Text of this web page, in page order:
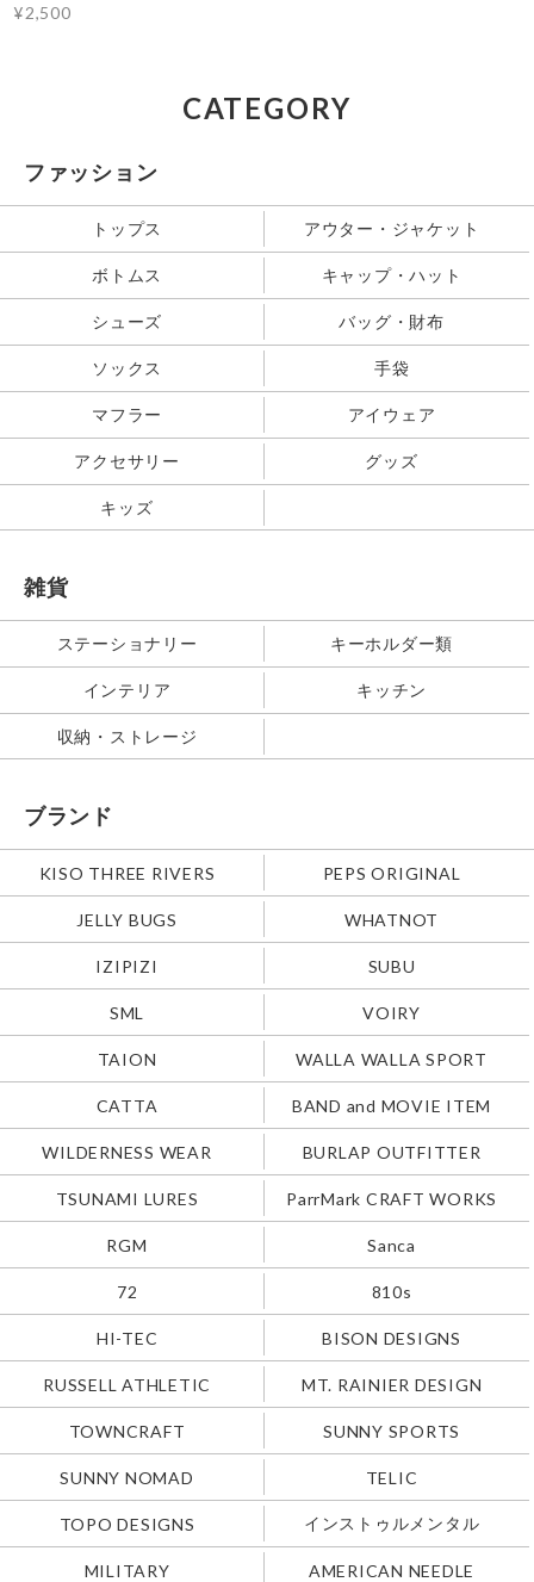
¥2,500
CATEGORY
ファッション
トップス アウター・ジャケット
ボトムス キャップ・ハット
シューズ バッグ・財布
ソックス 手袋
マフラー アイウェア
アクセサリー グッズ
キッズ
雑貨
ステーショナリー キーホルダー類
インテリア キッチン
収納・ストレージ
ブランド
KISO THREE RIVERS PEPS ORIGINAL
JELLY BUGS WHATNOT
IZIPIZI SUBU
SML VOIRY
TAION WALLA WALLA SPORT
CATTA BAND and MOVIE ITEM
WILDERNESS WEAR BURLAP OUTFITTER
TSUNAMI LURES ParrMark CRAFT WORKS
RGM Sanca
72 810s
HI-TEC BISON DESIGNS
RUSSELL ATHLETIC MT. RAINIER DESIGN
TOWNCRAFT SUNNY SPORTS
SUNNY NOMAD TELIC
TOPO DESIGNS インストゥルメンタル
MILITARY AMERICAN NEEDLE